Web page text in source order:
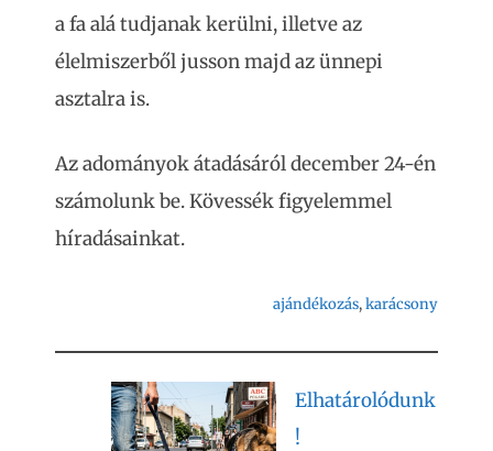
a fa alá tudjanak kerülni, illetve az
élelmiszerből jusson majd az ünnepi
asztalra is.
Az adományok átadásáról december 24-én
számolunk be. Kövessék figyelemmel
híradásainkat.
ajándékozás, karácsony
Elhatárolódunk
!